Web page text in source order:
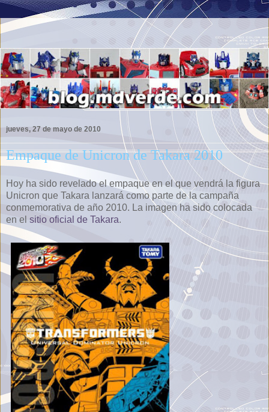
jueves, 27 de mayo de 2010
Empaque de Unicron de Takara 2010
Hoy ha sido revelado el empaque en el que vendrá la figura
Unicron que Takara lanzará como parte de la campaña
conmemorativa de año 2010. La imagen ha sido colocada
en el sitio oficial de Takara.